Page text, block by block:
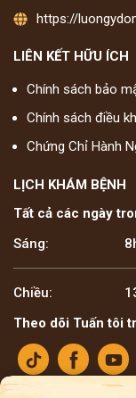
https://
LIÊN KẾT HỮU ÍCH
Chính sách bảo
Chính sách điều
Chứng Chỉ Hành
LỊCH KHÁM BỆNH
Tất cả các ngày
Sáng:
Chiều:
Theo dõi Tuấn tôi